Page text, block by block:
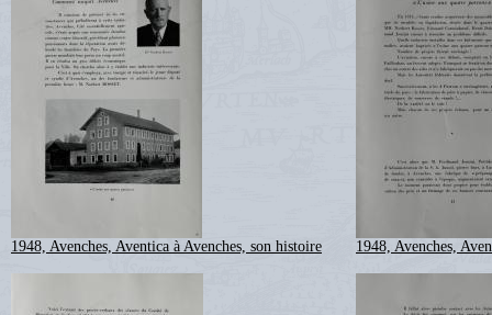
1948, Avenches, Aventica à Avenches, son histoire 1948, Avenches,